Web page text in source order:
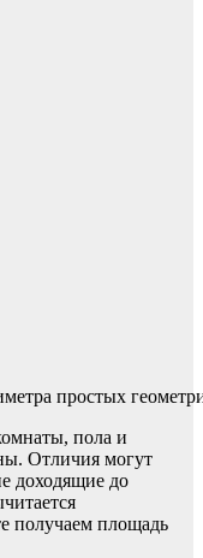
простых
пола и
Отличия могут
доходящие до
получаем площадь